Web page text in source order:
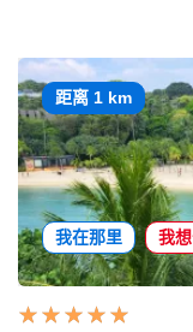
距离 1 km
我在那里 我